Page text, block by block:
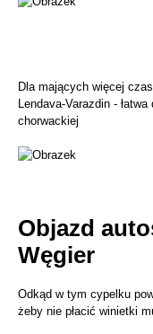
Dla mających więcej
Lendava-Varazdin -
chorwackiej
Objazd
Węgier
Odkąd w tym cypelku
żeby nie płacić winietki